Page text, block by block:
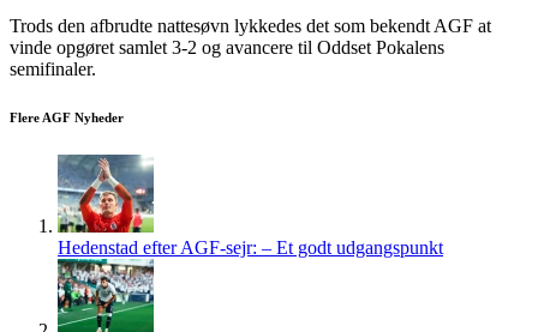
Trods den afbrudte nattesøvn lykkedes det som bekendt AGF at
vinde opgøret samlet 3-2 og avancere til Oddset Pokalens
semifinaler.
Flere AGF Nyheder
Hedenstad efter AGF-sejr: – Et godt udgangspunkt